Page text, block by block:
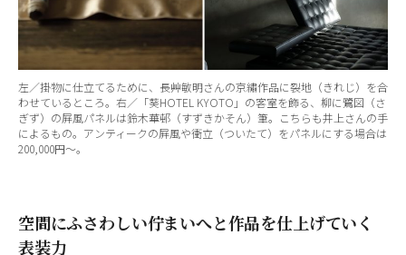
左／掛物に仕立てるために、長艸敏明さんの京繡作品に裂地（きれじ）を合
わせているところ。右／「葵HOTEL KYOTO」の客室を飾る、柳に鷺図（さ
ぎず）の屛風パネルは鈴木華邨（すずきかそん）筆。こちらも井上さんの手
によるもの。アンティークの屛風や衝立（ついたて）をパネルにする場合は
200,000円〜。
空間にふさわしい佇まいへと作品を仕上げていく
表装力